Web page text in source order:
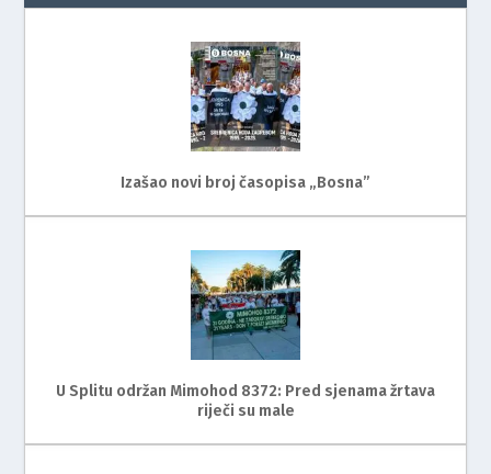
Izašao novi broj časopisa „Bosna”
U Splitu održan Mimohod 8372: Pred sjenama žrtava
riječi su male